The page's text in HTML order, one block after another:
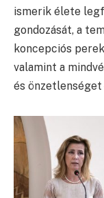
ismerik élete
gondozását, a
koncepciós
valamint a
és önzetlenséget